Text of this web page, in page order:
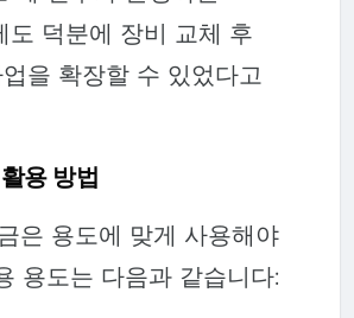
도 덕분에 장비 교체 후
을 확장할 수 있었다고
용 방법
은 용도에 맞게 사용해야
용도는 다음과 같습니다: